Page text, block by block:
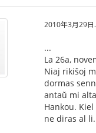
2010年3月29
...
La 26a,
Niaj rikiŝoj
dormas
antaŭ mi
Hankou.
ne diras al